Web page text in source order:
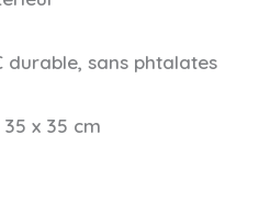
durable, sans phtalates
x 35 cm